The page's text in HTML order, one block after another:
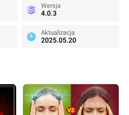
Wersja
4.0.3
Aktualizacja
2025.05.20